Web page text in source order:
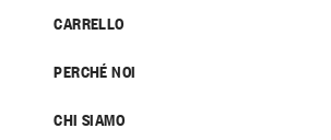
CARRELLO
PERCHÉ NOI
CHI SIAMO